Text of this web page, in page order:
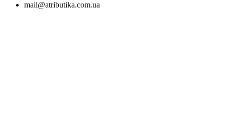
mail@atributika.com.ua